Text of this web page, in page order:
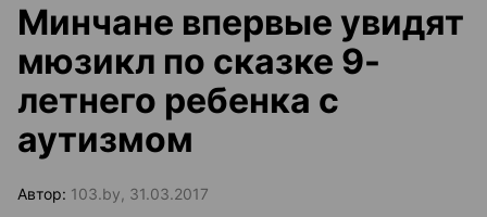
Минчане впервые увидят
мюзикл по сказке 9-
летнего ребенка с
аутизмом
Автор: 103.by, 31.03.2017